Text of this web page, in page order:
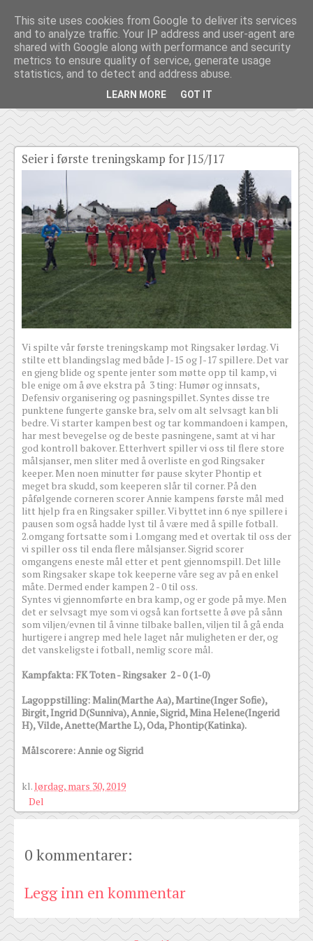
Jenter
Seier i første treningskamp for J15/J17
Vi spilte vår første treningskamp mot Ringsaker lørdag. Vi
stilte ett blandingslag med både J-15 og J-17 spillere. Det var
en gjeng blide og spente jenter som møtte opp til kamp, vi
ble enige om å øve ekstra på 3 ting: Humør og innsats,
Defensiv organisering og pasningspillet. Syntes disse tre
punktene fungerte ganske bra, selv om alt selvsagt kan bli
bedre. Vi starter kampen best og tar kommandoen i kampen,
har mest bevegelse og de beste pasningene, samt at vi har
god kontroll bakover. Etterhvert spiller vi oss til flere store
målsjanser, men sliter med å overliste en god Ringsaker
keeper. Men noen minutter før pause skyter Phontip et
meget bra skudd, som keeperen slår til corner. På den
påfølgende corneren scorer Annie kampens første mål med
litt hjelp fra en Ringsaker spiller. Vi byttet inn 6 nye spillere i
pausen som også hadde lyst til å være med å spille fotball.
2.omgang fortsatte som i 1.omgang med et overtak til oss der
vi spiller oss til enda flere målsjanser. Sigrid scorer
omgangens eneste mål etter et pent gjennomspill. Det lille
som Ringsaker skape tok keeperne våre seg av på en enkel
måte. Dermed ender kampen 2 - 0 til oss.
Syntes vi gjennomførte en bra kamp, og er gode på mye. Men
det er selvsagt mye som vi også kan fortsette å øve på sånn
som viljen/evnen til å vinne tilbake ballen, viljen til å gå enda
hurtigere i angrep med hele laget når muligheten er der, og
det vanskeligste i fotball, nemlig score mål.
Kampfakta: FK Toten - Ringsaker 2 - 0 (1-0)
Lagoppstilling: Malin(Marthe Aa), Martine(Inger Sofie),
Birgit, Ingrid D(Sunniva), Annie, Sigrid, Mina Helene(Ingerid
H), Vilde, Anette(Marthe L), Oda, Phontip(Katinka).
Målscorere: Annie og Sigrid
kl. lørdag, mars 30, 2019
Del
0 kommentarer:
Legg inn en kommentar
This site uses cookies from Google to deliver its services
and to analyze traffic. Your IP address and user-agent are
shared with Google along with performance and security
metrics to ensure quality of service, generate usage
statistics, and to detect and address abuse.
LEARN MORE GOT IT